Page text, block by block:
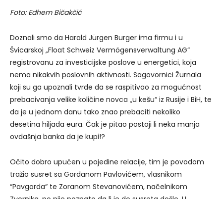
Foto: Edhem Bičakčić
Doznali smo da Harald Jürgen Burger ima firmu i u
Švicarskoj „Float Schweiz Vermögensverwaltung AG“
registrovanu za investicijske poslove u energetici, koja
nema nikakvih poslovnih aktivnosti. Sagovornici Žurnala
koji su ga upoznali tvrde da se raspitivao za mogućnost
prebacivanja velike količine novca „u kešu“ iz Rusije i BiH, te
da je u jednom danu tako znao prebaciti nekoliko
desetina hiljada eura. Čak je pitao postoji li neka manja
ovdašnja banka da je kupi!?
Očito dobro upućen u pojedine relacije, tim je povodom
tražio susret sa Gordanom Pavlovićem, vlasnikom
“Pavgorda“ te Zoranom Stevanovićem, načelnikom